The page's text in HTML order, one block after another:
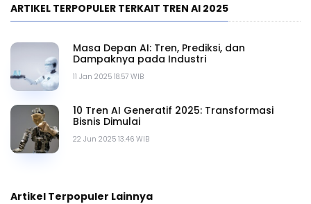
ARTIKEL TERPOPULER TERKAIT TREN AI 2025
11 Jan 2025 18.57 WIB
Masa Depan AI: Tren, Prediksi, dan
Dampaknya pada Industri
22 Jun 2025 13.46 WIB
10 Tren AI Generatif 2025: Transformasi
Bisnis Dimulai
Artikel Terpopuler Lainnya